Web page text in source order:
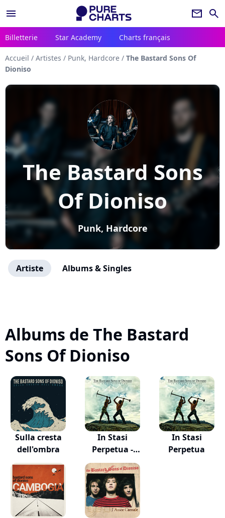
menu newsletter search
Billetterie Star Academy Charts français
Accueil / Artistes / Punk, Hardcore / The Bastard Sons Of
Dioniso
The Bastard Sons
Of Dioniso
Punk, Hardcore
Artiste Albums & Singles
Albums de The Bastard
Sons Of Dioniso
Sulla cresta
dell'ombra
In Stasi
Perpetua -
Special E...
In Stasi
Perpetua